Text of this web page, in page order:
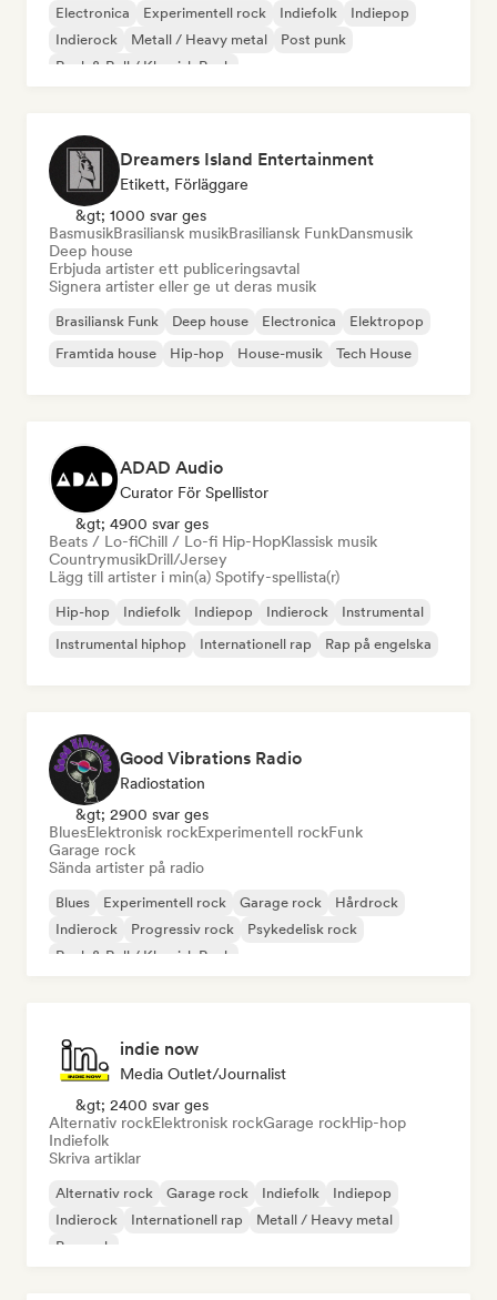
Electronica Experimentell rock Indiefolk
Indiepop
Indierock
Metall / Heavy metal
Post punk
Rock & Roll / Klassisk Rock
Dreamers Island Entertainment
Etikett, Förläggare
&gt; 1000 svar ges
BasmusikBrasiliansk musikBrasiliansk FunkDansmusik
Deep house
Erbjuda artister ett publiceringsavtal
Signera artister eller ge ut deras musik
Brasiliansk Funk Deep house Electronica
Elektropop
Framtida house
Hip-hop House-musik Tech House
ADAD Audio
Curator För Spellistor
&gt; 4900 svar ges
Beats / Lo-fiChill / Lo-fi Hip-HopKlassisk musik
CountrymusikDrill/Jersey
Lägg till artister i min(a) Spotify-spellista(r)
Hip-hop Indiefolk Indiepop Indierock
Instrumental
Instrumental hiphop
Internationell rap Rap på engelska
Good Vibrations Radio
Radiostation
&gt; 2900 svar ges
BluesElektronisk rockExperimentell rockFunk
Garage rock
Sända artister på radio
Blues Experimentell rock Garage rock
Hårdrock
Indierock
Progressiv rock
Psykedelisk rock
Rock & Roll / Klassisk Rock
indie now
Media Outlet/Journalist
&gt; 2400 svar ges
Alternativ rockElektronisk rockGarage rockHip-hop
Indiefolk
Skriva artiklar
Alternativ rock Garage rock Indiefolk
Indiepop
Indierock
Internationell rap
Metall / Heavy metal
Poprock